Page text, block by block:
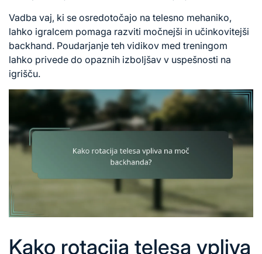
Vadba vaj, ki se osredotočajo na telesno mehaniko,
lahko igralcem pomaga razviti močnejši in učinkovitejši
backhand. Poudarjanje teh vidikov med treningom
lahko privede do opaznih izboljšav v uspešnosti na
igrišču.
Kako rotacija telesa vpliva